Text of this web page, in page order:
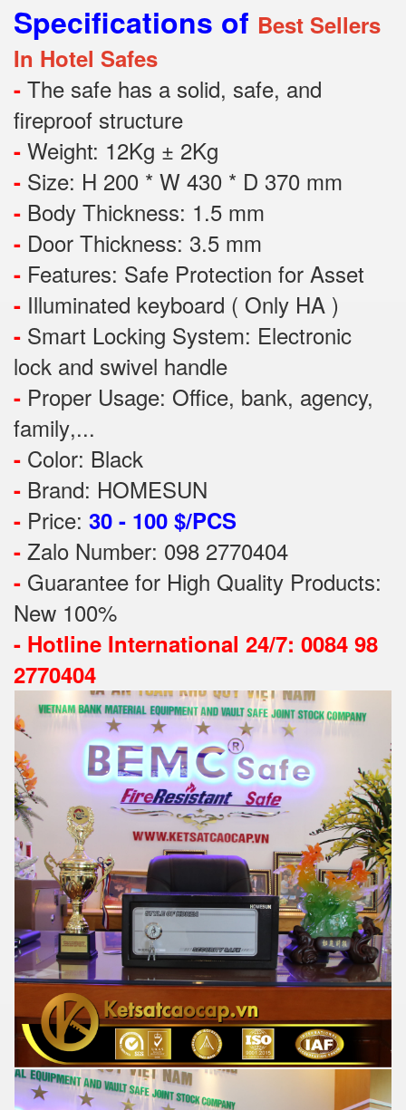
Specifications of Best Sellers
In Hotel Safes
- The safe has a solid, safe, and
fireproof structure
- Weight: 12Kg ± 2Kg
- Size: H 200 * W 430 * D 370 mm
- Body Thickness: 1.5 mm
- Door Thickness: 3.5 mm
- Features: Safe Protection for Asset
- Illuminated keyboard ( Only HA )
- Smart Locking System: Electronic
lock and swivel handle
- Proper Usage: Office, bank, agency,
family,...
- Color: Black
- Brand: HOMESUN
- Price: 30 - 100 $/PCS
- Zalo Number: 098 2770404
- Guarantee for High Quality Products:
New 100%
- Hotline International 24/7: 0084 98
2770404